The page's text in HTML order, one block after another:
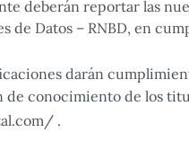
deberán reportar las
de Datos – RNBD, en
darán
de conocimiento de los
.